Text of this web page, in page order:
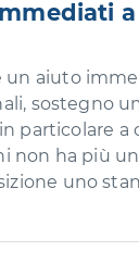
un aiuto
sostegno
particolare a
non ha più
uno